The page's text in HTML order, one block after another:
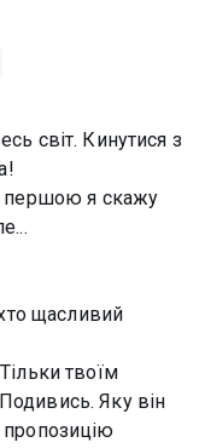
світ. Кинутися з
першою я скажу
щасливий
твоїм
Яку він
пропозицію